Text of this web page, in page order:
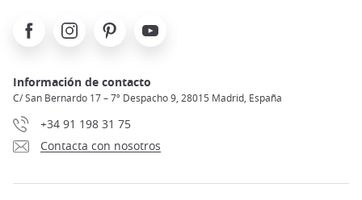
FacebookInstagramPinterest Youtube
Información de contacto
C/ San Bernardo 17 – 7º Despacho 9, 28015 Madrid, España
+34 91 198 31 75
Contacta con nosotros